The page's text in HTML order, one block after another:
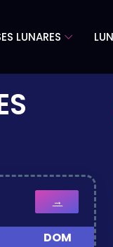
LUNARES
→
DOM